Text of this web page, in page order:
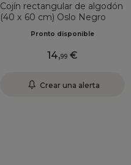
Cojín rectangular de algodón
(40 x 60 cm) Oslo Negro
Pronto disponible
14,99
Crear una alerta